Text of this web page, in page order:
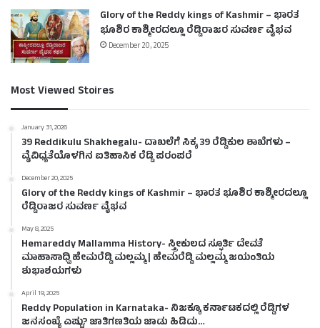
Glory of the Reddy kings of Kashmir – ಭಾರತ
ಭೂಶಿರ ಕಾಶ್ಮೀರದಲ್ಲೂ ರೆಡ್ಡಿರಾಜರ ಸುವರ್ಣ ವೈಭವ
December 20, 2025
Most Viewed Stoires
January 31, 2026
39 Reddikulu Shakhegalu- ದಾಖಲೆಗೆ ಸಿಕ್ಕ 39 ರೆಡ್ಡಿಕುಲ ಶಾಖೆಗಳು –
ವೈವಿಧ್ಯತೆಯೊಳಗಿನ ಐತಿಹಾಸಿಕ ರೆಡ್ಡಿ ಪರಂಪರೆ
December 20, 2025
Glory of the Reddy kings of Kashmir – ಭಾರತ ಭೂಶಿರ ಕಾಶ್ಮೀರದಲ್ಲೂ
ರೆಡ್ಡಿರಾಜರ ಸುವರ್ಣ ವೈಭವ
May 8, 2025
Hemareddy Mallamma History- ಸ್ತ್ರೀಕುಲದ ಸ್ಫೂರ್ತಿ ದೇವತೆ
ಮಾಹಾಸಾಧ್ವಿ ಹೇಮರೆಡ್ಡಿ ಮಲ್ಲಮ್ಮ | ಹೇಮರೆಡ್ಡಿ ಮಲ್ಲಮ್ಮ ಜಯಂತಿಯ
ಶುಭಾಶಯಗಳು
April 19, 2025
Reddy Population in Karnataka- ನಿಜಕ್ಕೂ ಕರ್ನಾಟಕದಲ್ಲಿ ರೆಡ್ಡಿಗಳ
ಜನಸಂಖ್ಯೆ ಎಷ್ಟು? ಜಾತಿಗಣತಿಯ ಜಾಡು ಹಿಡಿದು…